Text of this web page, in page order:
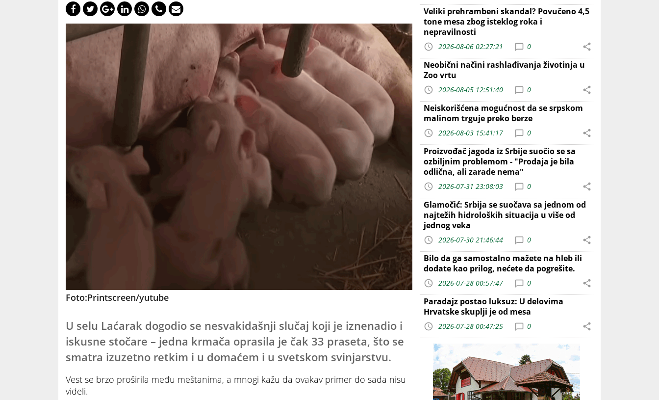
Foto:Printscreen/yutube
U selu Laćarak dogodio se nesvakidašnji slučaj koji je iznenadio i
iskusne stočare – jedna krmača oprasila je čak 33 praseta, što se
smatra izuzetno retkim i u domaćem i u svetskom svinjarstvu.
Vest se brzo proširila među meštanima, a mnogi kažu da ovakav primer do sada nisu
videli.
Veliki prehrambeni skandal? Povučeno 4,5
tone mesa zbog isteklog roka i
nepravilnosti
2026-08-06 02:27:21 0
Neobični načini rashlađivanja životinja u
Zoo vrtu
2026-08-05 12:51:40 0
Neiskorišćena mogućnost da se srpskom
malinom trguje preko berze
2026-08-03 15:41:17 0
Proizvođač jagoda iz Srbije suočio se sa
ozbiljnim problemom - "Prodaja je bila
odlična, ali zarade nema"
2026-07-31 23:08:03 0
Glamočić: Srbija se suočava sa jednom od
najtežih hidroloških situacija u više od
jednog veka
2026-07-30 21:46:44 0
Bilo da ga samostalno mažete na hleb ili
dodate kao prilog, nećete da pogrešite.
2026-07-28 00:57:47 0
Paradajz postao luksuz: U delovima
Hrvatske skuplji je od mesa
2026-07-28 00:47:25 0